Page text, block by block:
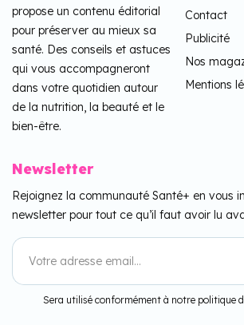
propose un contenu éditorial
pour préserver au mieux sa
santé. Des conseils et astuces
qui vous accompagneront
dans votre quotidien autour
de la nutrition, la beauté et le
bien-être.
Contact
Publicité
Nos
Mentions
Newsletter
Rejoignez la communauté Santé+ en vous
newsletter pour tout ce qu’il faut avoir lu
Sera utilisé conformément à notre politique